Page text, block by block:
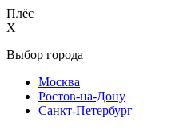
Плёс
X
Выбор города
Москва
Ростов-на-Дону
Санкт-Петербург